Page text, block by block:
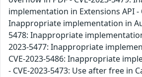
implementation in Extensions API -
Inappropriate implementation in
5478: Inappropriate
2023-5477: Inappropriate
CVE-2023-5486: Inappropriate
- CVE-2023-5473: Use after free in